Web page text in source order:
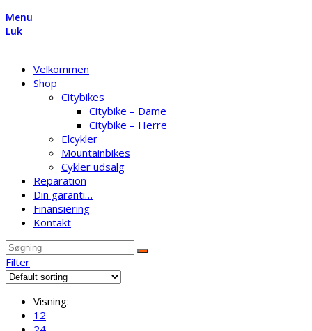
Menu
Luk
Velkommen
Shop
Citybikes
Citybike – Dame
Citybike – Herre
Elcykler
Mountainbikes
Cykler udsalg
Reparation
Din garanti…
Finansiering
Kontakt
Filter
Visning:
12